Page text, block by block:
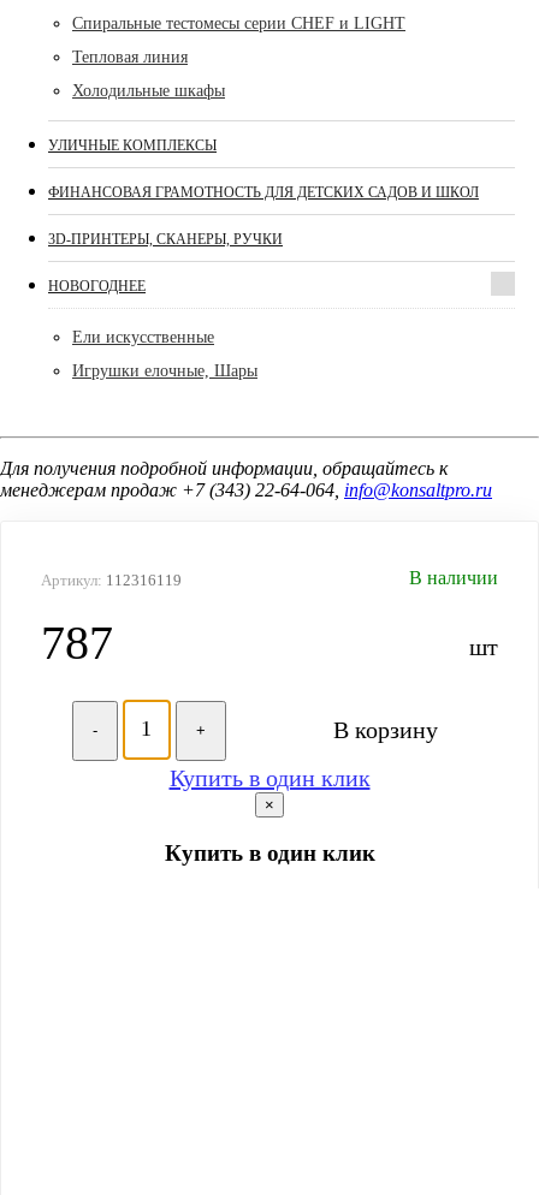
Спиральные тестомесы серии CHEF и LIGHT
Тепловая линия
Холодильные шкафы
УЛИЧНЫЕ КОМПЛЕКСЫ
ФИНАНСОВАЯ ГРАМОТНОСТЬ ДЛЯ ДЕТСКИХ САДОВ И ШКОЛ
3D-ПРИНТЕРЫ, СКАНЕРЫ, РУЧКИ
НОВОГОДНЕЕ
Ели искусственные
Игрушки елочные, Шары
Для получения подробной информации, обращайтесь к
менеджерам продаж +7 (343) 22-64-064, info@konsaltpro.ru
Артикул: 112316119 В наличии
787 шт
- +
В корзину
Купить в один клик
×
Купить в один клик